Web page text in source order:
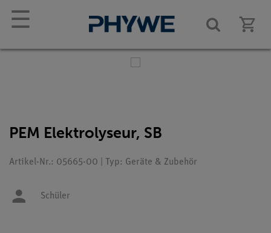
☰
PEM Elektrolyseur, SB
Artikel-Nr.: 05665-00 | Typ: Geräte & Zubehör
Schüler